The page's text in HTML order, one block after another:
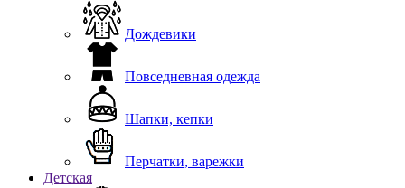
Дождевики
Повседневная одежда
Шапки, кепки
Перчатки, варежки
Детская